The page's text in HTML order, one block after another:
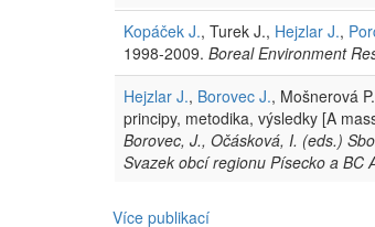
Kopáček J., Turek J., Hejzlar J.,
1998-2009. Boreal Environment
Hejzlar J., Borovec J., Mošnerová
principy, metodika, výsledky [A
Borovec, J., Očásková, I. (eds.)
Svazek obcí regionu Písecko a BC
Více publikací